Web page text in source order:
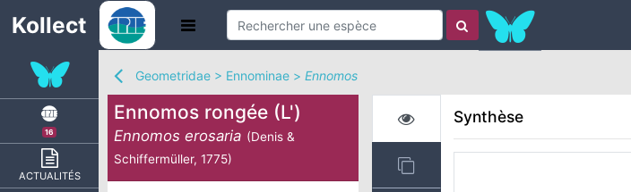
Kollect
16
ACTUALITÉS
Geometridae > Ennominae > Ennomos
Ennomos rongée (L')
Ennomos erosaria (Denis &
Schiffermüller, 1775)
Synthèse